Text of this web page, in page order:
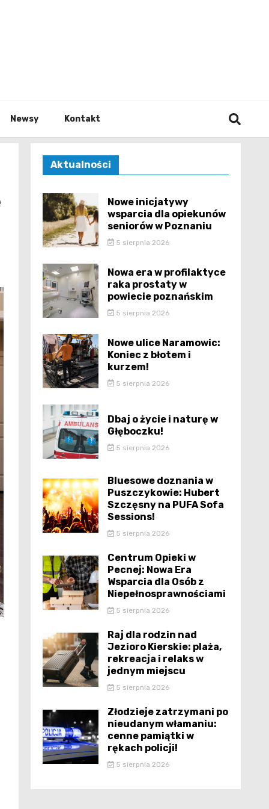
Newsy Kontakt
Aktualności
Nowe inicjatywy
wsparcia dla opiekunów
seniorów w Poznaniu
5 sierpnia 2026
Nowa era w profilaktyce
raka prostaty w
powiecie poznańskim
5 sierpnia 2026
Nowe ulice Naramowic:
Koniec z błotem i
kurzem!
5 sierpnia 2026
Dbaj o życie i naturę w
Głęboczku!
5 sierpnia 2026
Bluesowe doznania w
Puszczykowie: Hubert
Szczęsny na PUFA Sofa
Sessions!
5 sierpnia 2026
Centrum Opieki w
Pecnej: Nowa Era
Wsparcia dla Osób z
Niepełnosprawnościami
5 sierpnia 2026
Raj dla rodzin nad
Jezioro Kierskie: plaża,
rekreacja i relaks w
jednym miejscu
5 sierpnia 2026
Złodzieje zatrzymani po
nieudanym włamaniu:
cenne pamiątki w
rękach policji!
5 sierpnia 2026